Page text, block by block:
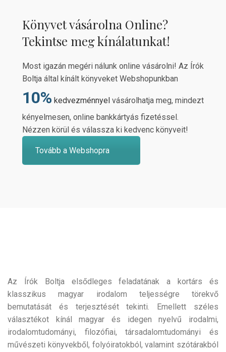
Könyvet vásárolna Online?
Tekintse meg kínálatunkat!
Most igazán megéri nálunk online vásárolni! Az Írók
Boltja által kínált könyveket Webshopunkban
10% kedvezménnyel vásárolhatja meg, mindezt
kényelmesen, online bankkártyás fizetéssel.
Nézzen körül és válassza ki kedvenc könyveit!
Tovább a Webshopra
Az Írók Boltja elsődleges feladatának a kortárs és
klasszikus magyar irodalom teljességre törekvő
bemutatását és terjesztését tekinti. Emellett széles
választékot kínál magyar és idegen nyelvű irodalmi,
irodalomtudományi, filozófiai, társadalomtudományi és
művészeti könyvekből, folyóiratokból, valamint szótárakból